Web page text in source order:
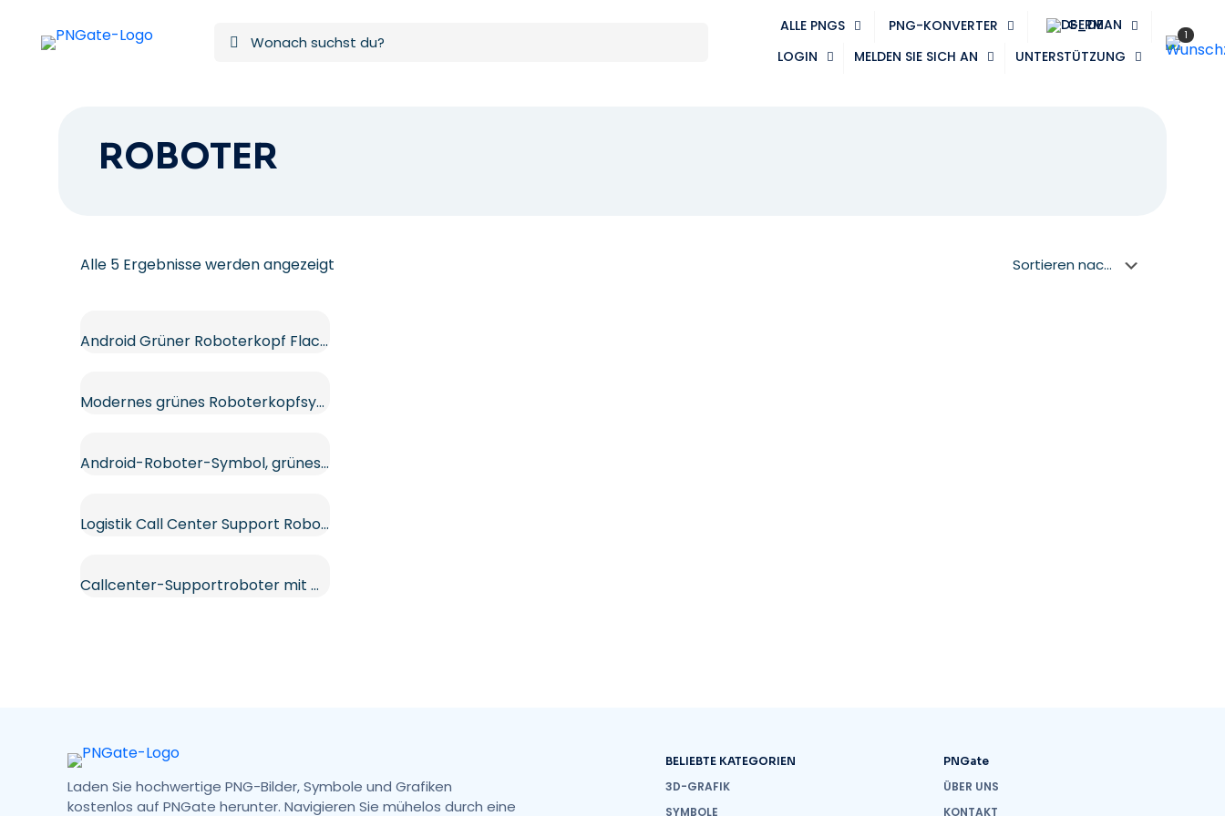
ALLE PNGS PNG-KONVERTER
GERMAN
LOGIN
MELDEN SIE SICH AN UNTERSTÜTZUNG
1
ROBOTER
Alle 5 Ergebnisse werden angezeigtNach
Android Grüner Roboterkopf Flaches Design Kostenloses PNG
Modernes grünes Roboterkopfsymbol für Android Kostenloses PNG
Android-Roboter-Symbol, grünes Umriss-Trio-Design, kostenloses PNG
Logistik Call Center Support Roboter und LKW Kostenlose PNG
Callcenter-Supportroboter mit Mikrofon Kostenloses PNG
Laden Sie hochwertige PNG-Bilder, Symbole und Grafiken
kostenlos auf PNGate herunter. Navigieren Sie mühelos durch eine
BELIEBTE KATEGORIEN
3D-GRAFIK
SYMBOLE
PNGate
ÜBER UNS
KONTAKT